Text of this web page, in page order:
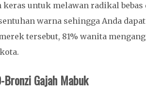
untuk melawan radikal bebas
warna sehingga Anda
tersebut, 81% wanita
Gajah Mabuk